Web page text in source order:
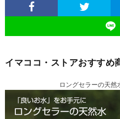
イマココ・ストアおすすめ
ロングセラーの天然